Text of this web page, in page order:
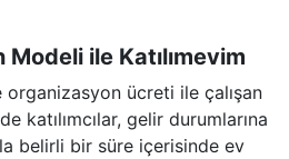
ile Katılımevim
organizasyon ücreti ile çalışan
katılımcılar, gelir durumlarına
belirli bir süre içerisinde ev